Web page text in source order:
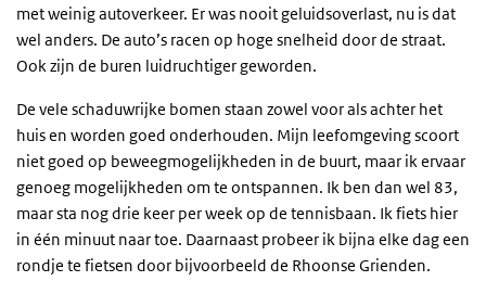
met weinig autoverkeer. Er was nooit geluidsoverlast, nu is dat
wel anders. De auto’s racen op hoge snelheid door de straat.
Ook zijn de buren luidruchtiger geworden.
De vele schaduwrijke bomen staan zowel voor als achter het
huis en worden goed onderhouden. Mijn leefomgeving scoort
niet goed op beweegmogelijkheden in de buurt, maar ik ervaar
genoeg mogelijkheden om te ontspannen. Ik ben dan wel 83,
maar sta nog drie keer per week op de tennisbaan. Ik fiets hier
in één minuut naar toe. Daarnaast probeer ik bijna elke dag een
rondje te fietsen door bijvoorbeeld de Rhoonse Grienden.